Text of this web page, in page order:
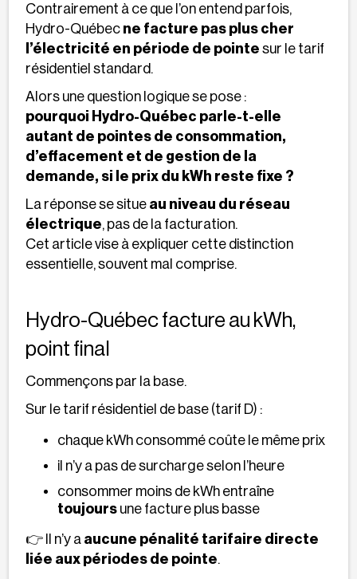
Contrairement à ce que l’on entend parfois,
Hydro-Québec ne facture pas plus cher
l’électricité en période de pointe sur le tarif
résidentiel standard.
Alors une question logique se pose :
pourquoi Hydro-Québec parle-t-elle
autant de pointes de consommation,
d’effacement et de gestion de la
demande, si le prix du kWh reste fixe ?
La réponse se situe au niveau du réseau
électrique, pas de la facturation.
Cet article vise à expliquer cette distinction
essentielle, souvent mal comprise.
Hydro-Québec facture au kWh,
point final
Commençons par la base.
Sur le tarif résidentiel de base (tarif D) :
chaque kWh consommé coûte le même prix
il n’y a pas de surcharge selon l’heure
consommer moins de kWh entraîne
toujours une facture plus basse
👉 Il n’y a aucune pénalité tarifaire directe
liée aux périodes de pointe.